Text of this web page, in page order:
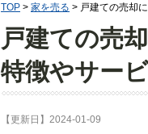
TOP > 家を売る > 戸建ての売却
戸建ての売
特徴やサー
【更新日】2024-01-09